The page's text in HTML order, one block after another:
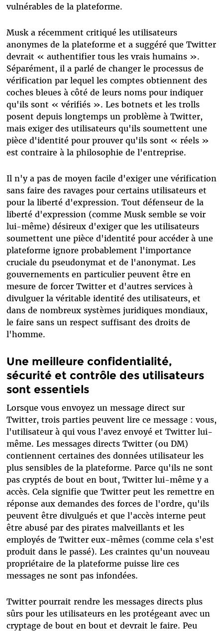
vulnérables de la plateforme.
Musk a récemment critiqué les utilisateurs
anonymes de la plateforme et a suggéré que Twitter
devrait « authentifier tous les vrais humains ».
Séparément, il a parlé de changer le processus de
vérification par lequel les comptes obtiennent des
coches bleues à côté de leurs noms pour indiquer
qu'ils sont « vérifiés ». Les botnets et les trolls
posent depuis longtemps un problème à Twitter,
mais exiger des utilisateurs qu'ils soumettent une
pièce d'identité pour prouver qu'ils sont « réels »
est contraire à la philosophie de l'entreprise.
Il n'y a pas de moyen facile d'exiger une vérification
sans faire des ravages pour certains utilisateurs et
pour la liberté d'expression. Tout défenseur de la
liberté d'expression (comme Musk semble se voir
lui-même) désireux d'exiger que les utilisateurs
soumettent une pièce d'identité pour accéder à une
plateforme ignore probablement l'importance
cruciale du pseudonymat et de l'anonymat. Les
gouvernements en particulier peuvent être en
mesure de forcer Twitter et d'autres services à
divulguer la véritable identité des utilisateurs, et
dans de nombreux systèmes juridiques mondiaux,
le faire sans un respect suffisant des droits de
l'homme.
Une meilleure confidentialité,
sécurité et contrôle des utilisateurs
sont essentiels
Lorsque vous envoyez un message direct sur
Twitter, trois parties peuvent lire ce message : vous,
l'utilisateur à qui vous l'avez envoyé et Twitter lui-
même. Les messages directs Twitter (ou DM)
contiennent certaines des données utilisateur les
plus sensibles de la plateforme. Parce qu'ils ne sont
pas cryptés de bout en bout, Twitter lui-même y a
accès. Cela signifie que Twitter peut les remettre en
réponse aux demandes des forces de l'ordre, qu'ils
peuvent être divulgués et que l'accès interne peut
être abusé par des pirates malveillants et les
employés de Twitter eux-mêmes (comme cela s'est
produit dans le passé). Les craintes qu'un nouveau
propriétaire de la plateforme puisse lire ces
messages ne sont pas infondées.
Twitter pourrait rendre les messages directs plus
sûrs pour les utilisateurs en les protégeant avec un
cryptage de bout en bout et devrait le faire. Peu